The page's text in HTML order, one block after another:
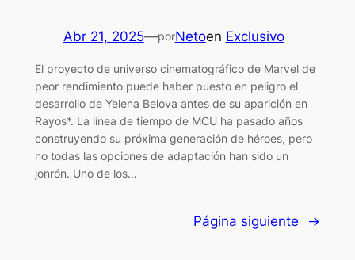
Abr 21, 2025—porNetoen Exclusivo
El proyecto de universo cinematográfico de Marvel de
peor rendimiento puede haber puesto en peligro el
desarrollo de Yelena Belova antes de su aparición en
Rayos*. La línea de tiempo de MCU ha pasado años
construyendo su próxima generación de héroes, pero
no todas las opciones de adaptación han sido un
jonrón. Uno de los…
Página siguiente →